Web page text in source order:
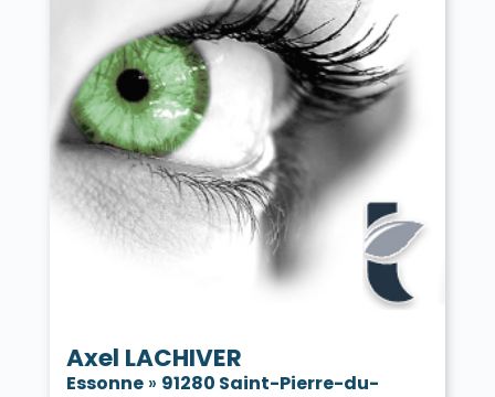
Axel LACHIVER
Essonne» 91280 Saint-Pierre-du-